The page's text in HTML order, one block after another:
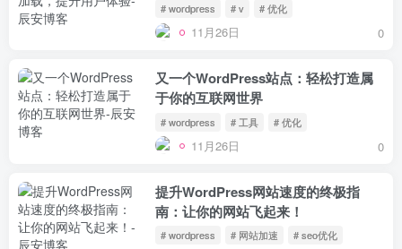
# wordpress # v # 优化
11月26日 0
又一个WordPress站点：轻松打造属
于你的互联网世界
# wordpress # 工具 # 优化
11月26日 0
提升WordPress网站速度的终极指
南：让你的网站飞起来！
# wordpress # 网站加速 # seo优化